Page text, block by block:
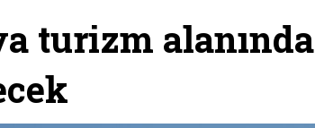
turizm alanında